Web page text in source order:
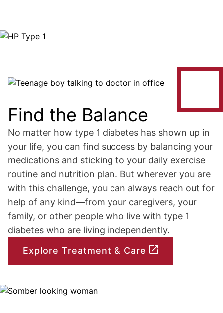
Image
Find the Balance
No matter how type 1 diabetes has shown up in
your life, you can find success by balancing your
medications and sticking to your daily exercise
routine and nutrition plan. But wherever you are
with this challenge, you can always reach out for
help of any kind—from your caregivers, your
family, or other people who live with type 1
diabetes who are living independently.
Explore Treatment & Care
Image
Image